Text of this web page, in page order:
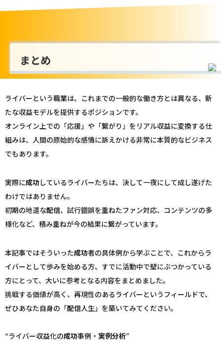
まとめ
ライバーという職業は、これまでの一般的な働き方とは異なる、新
たな収益モデルを提供するポジションです。
オンライン上での「応援」や「繋がり」をリアル収益に変換する仕
組みは、人間の原始的な感情に訴えかける非常に本質的なビジネス
でもあります。
実際に成功 しているライバーたちは、決して一夜にして成し遂げた
わけではありません。
初期の地道な配信、試行錯誤を重ねたファン対応、コンテンツの多
様化など、積み重ねが今の結果に繋がっています。
本記事ではそういった成功者の具体例から学ぶことで、これからラ
イバーとして歩みを始める方、すでに活動中で壁にぶつかっている
方にとって、大いに参考となる内容をまとめました。
挑戦する価値が高く、再現性のあるライバーというフィールドで、
ぜひあなた自身の「配信人生」を築いてみてください。
“ライバー収益化の成功事例・ 実例分析”